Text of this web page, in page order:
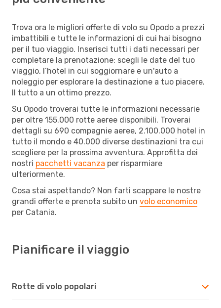
Trova ora le migliori offerte di volo su Opodo a prezzi
imbattibili e tutte le informazioni di cui hai bisogno
per il tuo viaggio. Inserisci tutti i dati necessari per
completare la prenotazione: scegli le date del tuo
viaggio, l’hotel in cui soggiornare e un'auto a
noleggio per esplorare la destinazione a tuo piacere.
Il tutto a un ottimo prezzo.
Su Opodo troverai tutte le informazioni necessarie
per oltre 155.000 rotte aeree disponibili. Troverai
dettagli su 690 compagnie aeree, 2.100.000 hotel in
tutto il mondo e 40.000 diverse destinazioni tra cui
scegliere per la prossima avventura. Approfitta dei
nostri pacchetti vacanza per risparmiare
ulteriormente.
Cosa stai aspettando? Non farti scappare le nostre
grandi offerte e prenota subito un volo economico
per Catania.
Pianificare il viaggio
Rotte di volo popolari